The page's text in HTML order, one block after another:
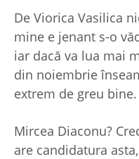
De Viorica Vasilica
mine e jenant s-o
iar dacă va lua mai
din noiembrie
extrem de greu bine.
Mircea Diaconu?
are candidatura